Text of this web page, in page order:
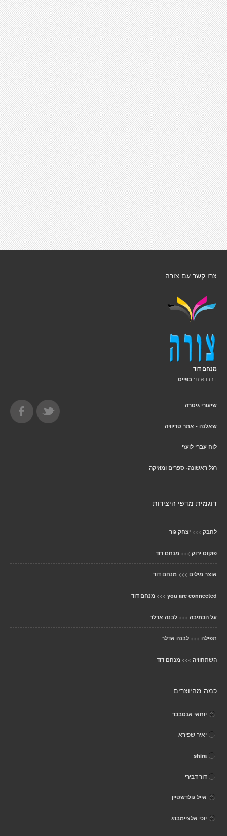
צרו קשר עם צורה
מנחם דוד
דברו איתי בפייס
שיעורי גיטרה
שאלנה - אתר טריוויה
לוח עברי לועזי
רגל ראשונה- ספרים ומוזיקה
דוגמית מדפי היצירות
לחבק >>> יצחק גור
פוקוס ירוק >>> מנחם דוד
אוצר מילים >>> מנחם דוד
you are connected
>>> מנחם דוד
על הכתיבה >>> לבנה אדלר
תפילה >>> לבנה אדלר
השתחוויה >>> מנחם דוד
כמה מהיוצרים
יוחאי אנסבכר
יאיר שפירא
shira
דור דבירי
אייל גולדשטיין
יוכי אלציימברג